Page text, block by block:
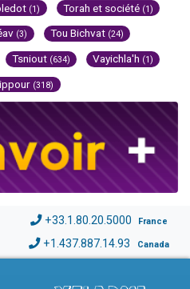
(1) Torah et société (1)
(3) Tou Bichvat (24)
Tsniout (634) Vayichla'h (1)
(318)
+33.1.80.20.5000 France
+1.437.887.14.93 Canada